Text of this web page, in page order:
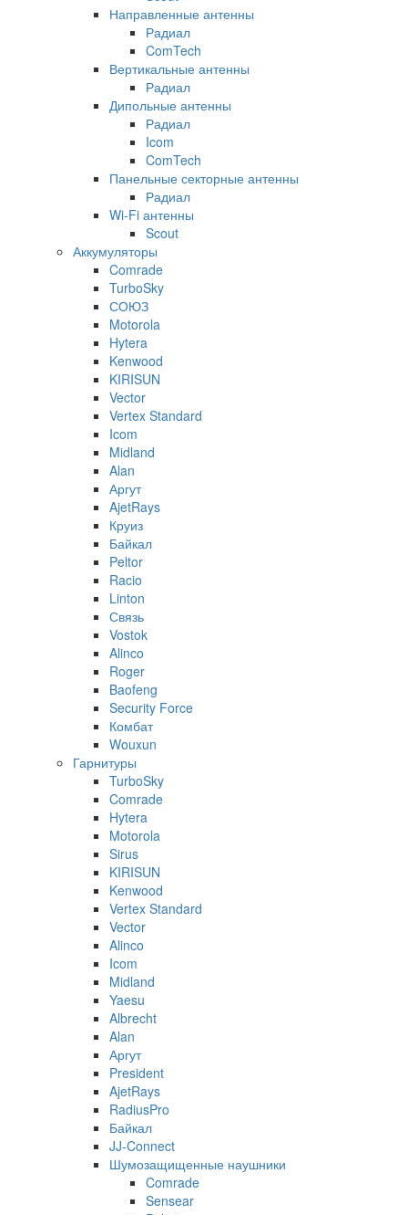
Направленные антенны
Радиал
ComTech
Вертикальные антенны
Радиал
Дипольные антенны
Радиал
Icom
ComTech
Панельные секторные антенны
Радиал
Wi-Fi антенны
Scout
Аккумуляторы
Comrade
TurboSky
СОЮЗ
Motorola
Hytera
Kenwood
KIRISUN
Vector
Vertex Standard
Icom
Midland
Alan
Аргут
AjetRays
Круиз
Байкал
Peltor
Racio
Linton
Связь
Vostok
Alinco
Roger
Baofeng
Security Force
Комбат
Wouxun
Гарнитуры
TurboSky
Comrade
Hytera
Motorola
Sirus
KIRISUN
Kenwood
Vertex Standard
Vector
Alinco
Icom
Midland
Yaesu
Albrecht
Alan
Аргут
President
AjetRays
RadiusPro
Байкал
JJ-Connect
Шумозащищенные наушники
Comrade
Sensear